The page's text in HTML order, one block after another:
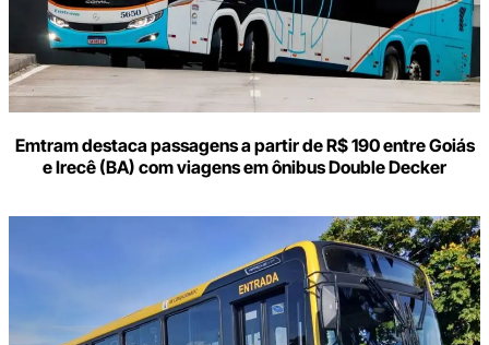
Emtram destaca passagens a partir de R$ 190 entre Goiás
e Irecê (BA) com viagens em ônibus Double Decker